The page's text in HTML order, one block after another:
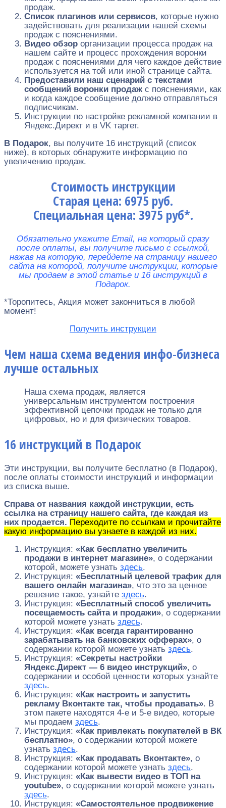
продаж.
Список плагинов или сервисов, которые нужно
задействовать для реализации нашей схемы
продаж с пояснениями.
Видео обзор организации процесса продаж на
нашем сайте и процесс прохождения воронки
продаж с пояснениями для чего каждое действие
используется на той или иной странице сайта.
Предоставили наш сценарий с текстами
сообщений воронки продаж с пояснениями, как
и когда каждое сообщение должно отправляться
подписчикам.
Инструкции по настройке рекламной компании в
Яндекс.Директ и в VK таргет.
В Подарок, вы получите 16 инструкций (список
ниже), в которых обнаружите информацию по
увеличению продаж.
Стоимость инструкции
Старая цена: 6975 руб.
Специальная цена: 3975 руб*.
Обязательно укажите Email, на который сразу
после оплаты, вы получите письмо с ссылкой,
нажав на которую, перейдете на страницу нашего
сайта на которой, получите инструкции, которые
мы продаем в этой статье и 16 инструкций в
Подарок.
*Торопитесь, Акция может закончиться в любой
момент!
Получить инструкции
Чем наша схема ведения инфо-бизнеса
лучше остальных
Наша схема продаж, является
универсальным инструментом построения
эффективной цепочки продаж не только для
цифровых, но и для физических товаров.
16 инструкций в Подарок
Эти инструкции, вы получите бесплатно (в Подарок),
после оплаты стоимости инструкций и информации
из списка выше.
Справа от названия каждой инструкции, есть
ссылка на страницу нашего сайта, где каждая из
них продается. Переходите по ссылкам и прочитайте
какую информацию вы узнаете в каждой из них.
Инструкция: «Как бесплатно увеличить
продажи в интернет магазине», о содержании
которой, можете узнать здесь.
Инструкция: «Бесплатный целевой трафик для
вашего онлайн магазина», что это за ценное
решение такое, узнайте здесь.
Инструкция: «Бесплатный способ увеличить
посещаемость сайта и продажи», о содержании
которой можете узнать здесь.
Инструкция: «Как всегда гарантированно
зарабатывать на банковских офферах», о
содержании которой можете узнать здесь.
Инструкция: «Секреты настройки
Яндекс.Директ — 6 видео инструкций», о
содержании и особой ценности которых узнайте
здесь.
Инструкция: «Как настроить и запустить
рекламу Вконтакте так, чтобы продавать». В
этом пакете находятся 4-е и 5-е видео, которые
мы продаем здесь.
Инструкция: «Как привлекать покупателей в ВК
бесплатно», о содержании которой можете
узнать здесь.
Инструкция: «Как продавать Вконтакте», о
содержании которой можете узнать здесь.
Инструкция: «Как вывести видео в ТОП на
youtube», о содержании которой можете узнать
здесь.
Инструкция: «Самостоятельное продвижение